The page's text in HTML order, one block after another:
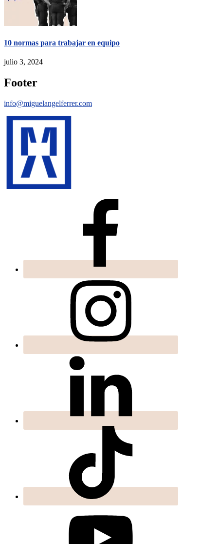
10 normas para trabajar en equipo
julio 3, 2024
Footer
info@miguelangelferrer.com